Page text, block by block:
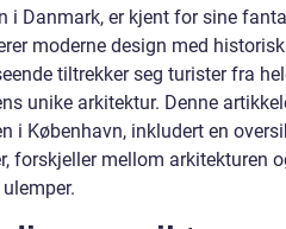
i Danmark, er kjent for sine
moderne design med
tiltrekker seg turister fra
unike arkitektur. Denne
i København, inkludert en
forskjeller mellom arkitekturen